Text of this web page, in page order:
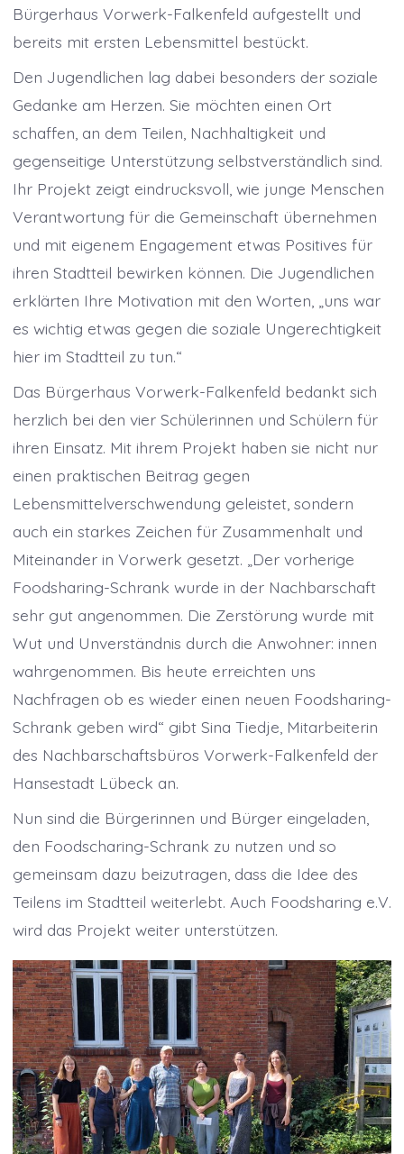
Bürgerhaus Vorwerk-Falkenfeld aufgestellt und
bereits mit ersten Lebensmittel bestückt.
Den Jugendlichen lag dabei besonders der soziale
Gedanke am Herzen. Sie möchten einen Ort
schaffen, an dem Teilen, Nachhaltigkeit und
gegenseitige Unterstützung selbstverständlich sind.
Ihr Projekt zeigt eindrucksvoll, wie junge Menschen
Verantwortung für die Gemeinschaft übernehmen
und mit eigenem Engagement etwas Positives für
ihren Stadtteil bewirken können. Die Jugendlichen
erklärten Ihre Motivation mit den Worten, „uns war
es wichtig etwas gegen die soziale Ungerechtigkeit
hier im Stadtteil zu tun.“
Das Bürgerhaus Vorwerk-Falkenfeld bedankt sich
herzlich bei den vier Schülerinnen und Schülern für
ihren Einsatz. Mit ihrem Projekt haben sie nicht nur
einen praktischen Beitrag gegen
Lebensmittelverschwendung geleistet, sondern
auch ein starkes Zeichen für Zusammenhalt und
Miteinander in Vorwerk gesetzt. „Der vorherige
Foodsharing-Schrank wurde in der Nachbarschaft
sehr gut angenommen. Die Zerstörung wurde mit
Wut und Unverständnis durch die Anwohner: innen
wahrgenommen. Bis heute erreichten uns
Nachfragen ob es wieder einen neuen Foodsharing-
Schrank geben wird“ gibt Sina Tiedje, Mitarbeiterin
des Nachbarschaftsbüros Vorwerk-Falkenfeld der
Hansestadt Lübeck an.
Nun sind die Bürgerinnen und Bürger eingeladen,
den Foodscharing-Schrank zu nutzen und so
gemeinsam dazu beizutragen, dass die Idee des
Teilens im Stadtteil weiterlebt. Auch Foodsharing e.V.
wird das Projekt weiter unterstützen.